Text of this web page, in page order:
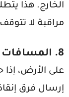
الخارج. هذا
مراقبة لا
8. المسافات الهائلة تجعل الإنقاذ صعبًا
على الأرض،
إرسال فرق